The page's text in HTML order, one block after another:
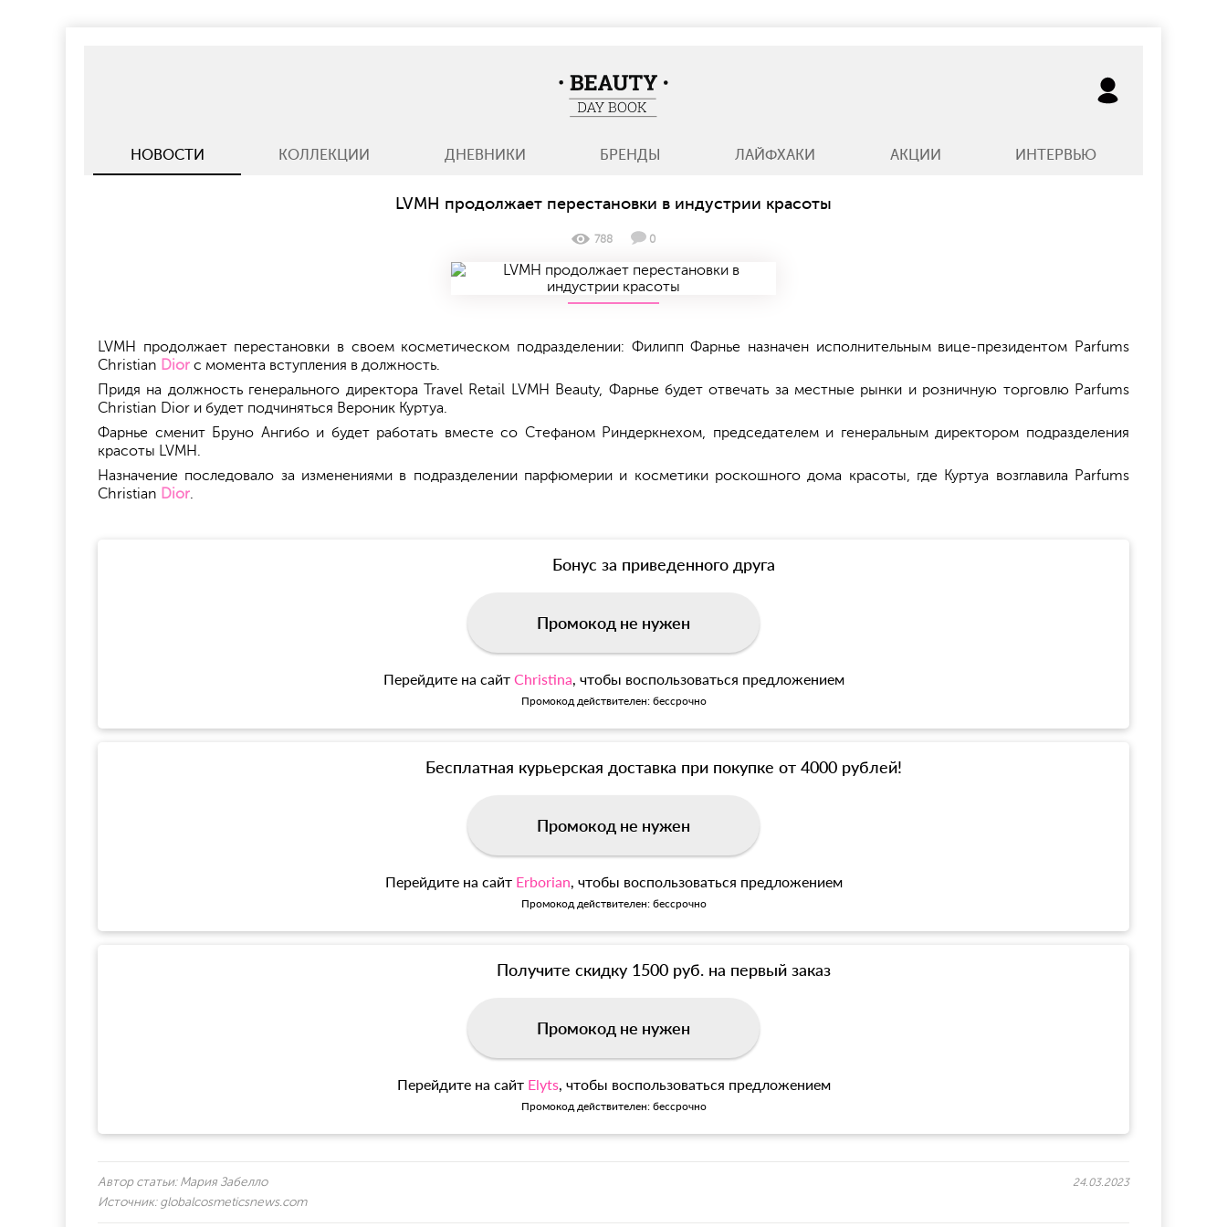
НОВОСТИ КОЛЛЕКЦИИ ДНЕВНИКИ БРЕНДЫ ЛАЙФХАКИ АКЦИИ ИНТЕРВЬЮ
BeautyDayBook
LVMH продолжает перестановки в индустрии красоты
788 0
LVMH продолжает перестановки в своем косметическом подразделении: Филипп Фарнье назначен исполнительным вице-президентом Parfums
Christian Dior с момента вступления в должность.
Придя на должность генерального директора Travel Retail LVMH Beauty, Фарнье будет отвечать за местные рынки и розничную торговлю Parfums
Christian Dior и будет подчиняться Вероник Куртуа.
Фарнье сменит Бруно Ангибо и будет работать вместе со Стефаном Риндеркнехом, председателем и генеральным директором подразделения
красоты LVMH.
Назначение последовало за изменениями в подразделении парфюмерии и косметики роскошного дома красоты, где Куртуа возглавила Parfums
Christian Dior.
Бонус за приведенного друга
Промокод не нужен
Перейдите на сайт Christina, чтобы воспользоваться предложением
Промокод действителен: бессрочно
Бесплатная курьерская доставка при покупке от 4000 рублей!
Промокод не нужен
Перейдите на сайт Erborian, чтобы воспользоваться предложением
Промокод действителен: бессрочно
Получите скидку 1500 руб. на первый заказ
Промокод не нужен
Перейдите на сайт Elyts, чтобы воспользоваться предложением
Промокод действителен: бессрочно
Автор статьи: Мария Забелло
Источник: globalcosmeticsnews.com
24.03.2023